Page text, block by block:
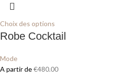
Choix des options
Robe Cocktail
Mode
A partir de€480.00